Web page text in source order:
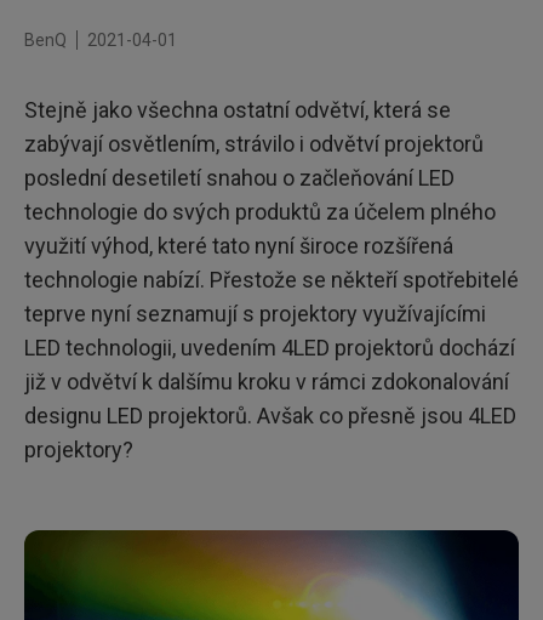
BenQ 2021-04-01
Stejně jako všechna ostatní odvětví, která se
zabývají osvětlením, strávilo i odvětví projektorů
poslední desetiletí snahou o začleňování LED
technologie do svých produktů za účelem plného
využití výhod, které tato nyní široce rozšířená
technologie nabízí. Přestože se někteří spotřebitelé
teprve nyní seznamují s projektory využívajícími
LED technologii, uvedením 4LED projektorů dochází
již v odvětví k dalšímu kroku v rámci zdokonalování
designu LED projektorů. Avšak co přesně jsou 4LED
projektory?